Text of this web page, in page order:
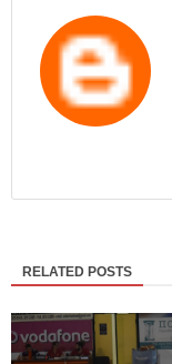
RELATED POSTS